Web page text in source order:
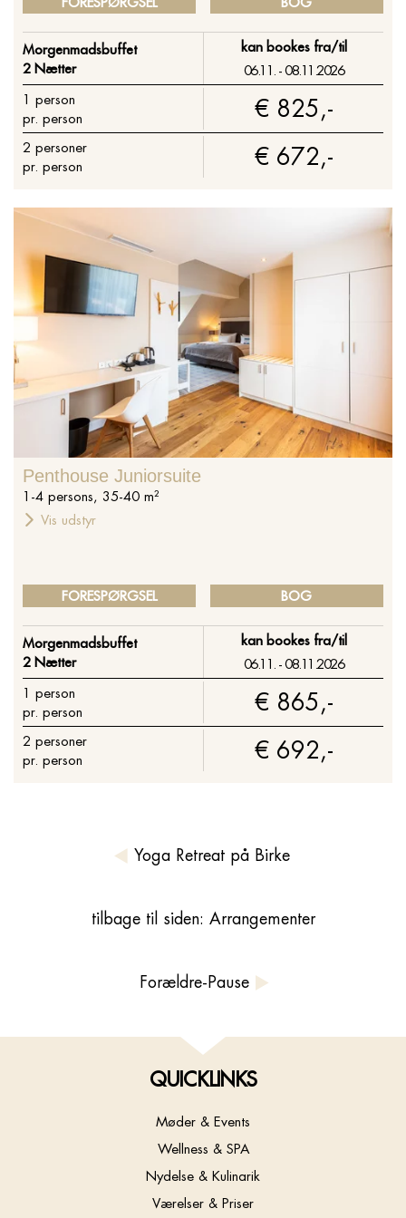
Morgenmadsbuffet
2 Nætter
kan bookes fra/til
06.11. - 08.11.2026
1 person
pr. person
€ 825,-
2 personer
pr. person
€ 672,-
Penthouse Juniorsuite
1 -4 persons, 35-40 m²
Vis udstyr
FORESPØRGSEL BOG
Morgenmadsbuffet
2 Nætter
kan bookes fra/til
06.11. - 08.11.2026
1 person
pr. person
€ 865,-
2 personer
pr. person
€ 692,-
Yoga Retreat på Birke
tilbage til siden: Arrangementer
Forældre-Pause
QUICKLINKS
Møder & Events
Wellness & SPA
Nydelse & Kulinarik
Værelser & Priser